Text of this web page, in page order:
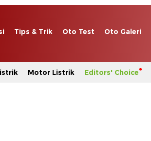
Tips & Trik Oto Test Oto Galeri
Motor Listrik Editors' Choice